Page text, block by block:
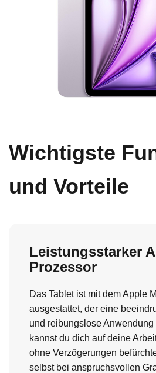
Wichtigste
und Vorteile
Leistungsstarker
Prozessor
Das Tablet ist mit dem Apple
ausgestattet, der eine
und reibungslose
kannst du dich auf deine
ohne Verzögerungen
selbst bei anspruchsvollen